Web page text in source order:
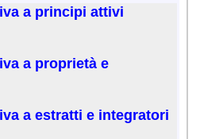
a principi attivi
a proprietà e
a estratti e integratori